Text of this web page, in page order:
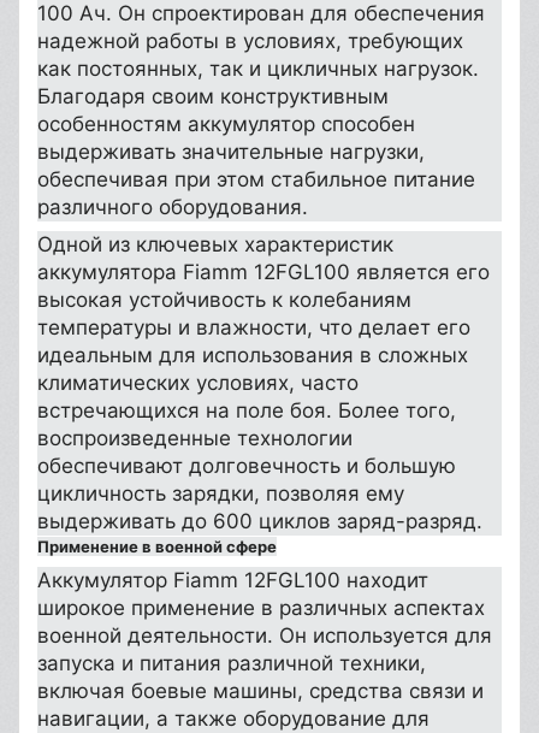
100 Ач. Он спроектирован для обеспечения
надежной работы в условиях, требующих
как постоянных, так и цикличных нагрузок.
Благодаря своим конструктивным
особенностям аккумулятор способен
выдерживать значительные нагрузки,
обеспечивая при этом стабильное питание
различного оборудования.
Одной из ключевых характеристик
аккумулятора Fiamm 12FGL100 является его
высокая устойчивость к колебаниям
температуры и влажности, что делает его
идеальным для использования в сложных
климатических условиях, часто
встречающихся на поле боя. Более того,
воспроизведенные технологии
обеспечивают долговечность и большую
цикличность зарядки, позволяя ему
выдерживать до 600 циклов заряд-разряд.
Применение в военной сфере
Аккумулятор Fiamm 12FGL100 находит
широкое применение в различных аспектах
военной деятельности. Он используется для
запуска и питания различной техники,
включая боевые машины, средства связи и
навигации, а также оборудование для